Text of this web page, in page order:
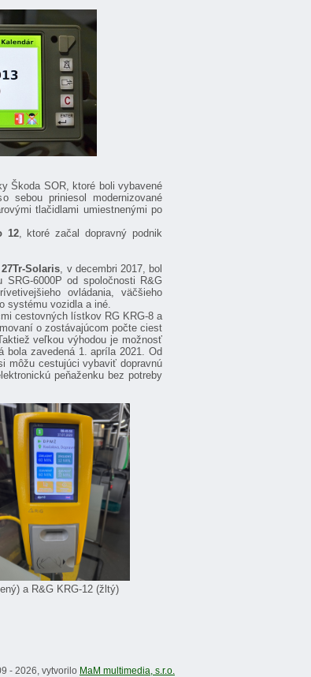
Škoda SOR, ktoré boli vybavené
sebou priniesol modernizované
tlačidlami umiestnenými po
12, ktoré začal dopravný podnik
Solaris, v decembri 2017, bol
6000P od spoločnosti R&G
ovládania, väčšieho
systému vozidla a iné.
cestovných lístkov RG KRG-8 a
o zostávajúcom počte ciest
veľkou výhodou je možnosť
bola zavedená 1. apríla 2021. Od
môžu cestujúci vybaviť dopravnú
peňaženku bez potreby
a R&G KRG-12 (žltý)
- 2026, vytvorilo MaM multimedia, s.r.o.